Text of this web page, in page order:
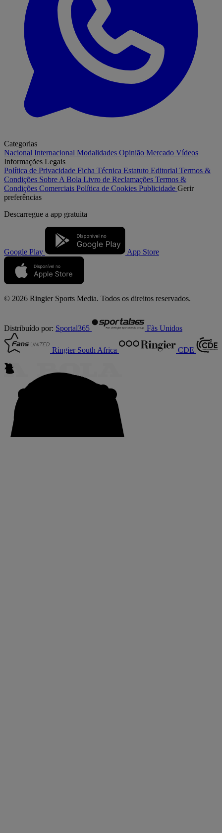
Categorias
Nacional Internacional Modalidades Opinião Mercado Vídeos
Informações Legais
Política de Privacidade Ficha Técnica Estatuto Editorial Termos &
Condições Sobre A Bola Livro de Reclamações Termos &
Condições Comerciais Política de Cookies Publicidade Gerir
preferências
Descarregue a app gratuita
Google Play App Store
© 2026 Ringier Sports Media. Todos os direitos reservados.
Distribuído por: Sportal365 Fãs Unidos
Ringier South Africa CDE